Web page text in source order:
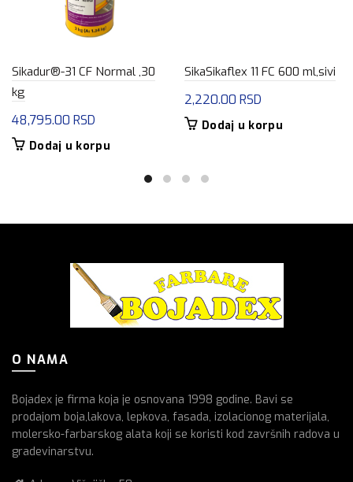
Sikadur®-31 CF Normal ,30
kg
48,795.00 RSD
Dodaj u korpu
SikaSikaflex 11 FC 600 ml,sivi
2,220.00 RSD
Dodaj u korpu
O NAMA
Bojadex je firma koja je osnovana 1998 godine. Bavi se
prodajom boja,lakova, lepkova, fasada, izolacionog materijala,
molersko-farbarskog alata koji se koristi kod završnih radova u
gradevinarstvu.